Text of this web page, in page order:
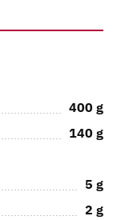
400 g
140 g
5 g
2 g